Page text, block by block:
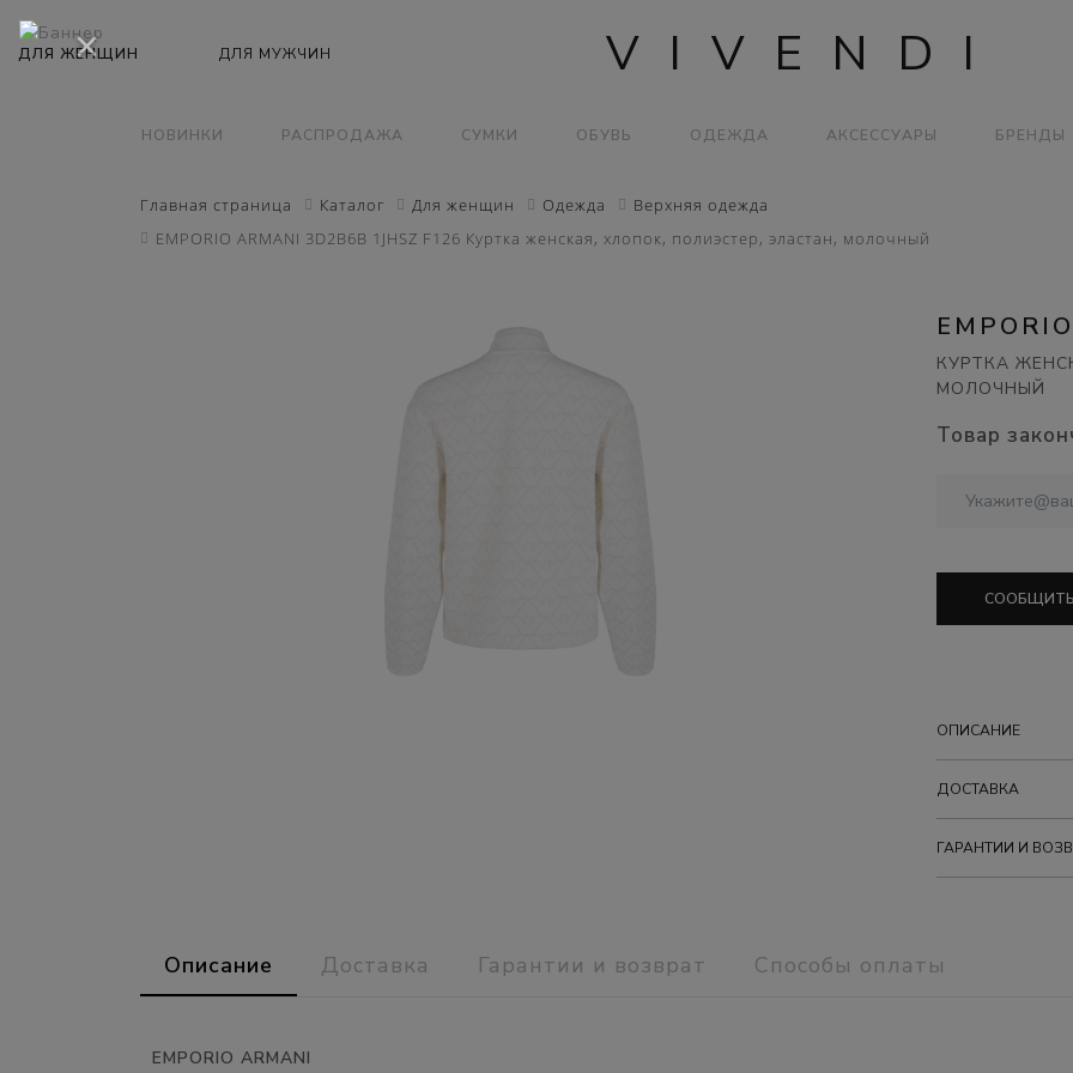
VIVENDI
НОВИНКИ РАСПРОДАЖА СУМКИ ОБУВЬ ОДЕЖДА АКСЕССУАРЫ БРЕНДЫ
Главная страница Каталог Для женщин Одежда
Верхняя одежда
EMPORIO ARMANI 3D2B6B 1JHSZ F126 Куртка женская, хлопок, полиэстер, эластан, молочный
КУРТКА
МОЛОЧНЫЙ
Товар
ОПИСАНИЕ
ДОСТАВКА
ГАРАНТИИ И
Описание Доставка Гарантии и возврат Способы оплаты
EMPORIO ARMANI
×